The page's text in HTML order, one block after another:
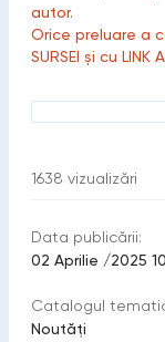
autor.
Orice preluare a
SURSEI și cu
1638 vizualizări
Data publicării:
02 Aprilie /2025
Catalogul
Noutăți